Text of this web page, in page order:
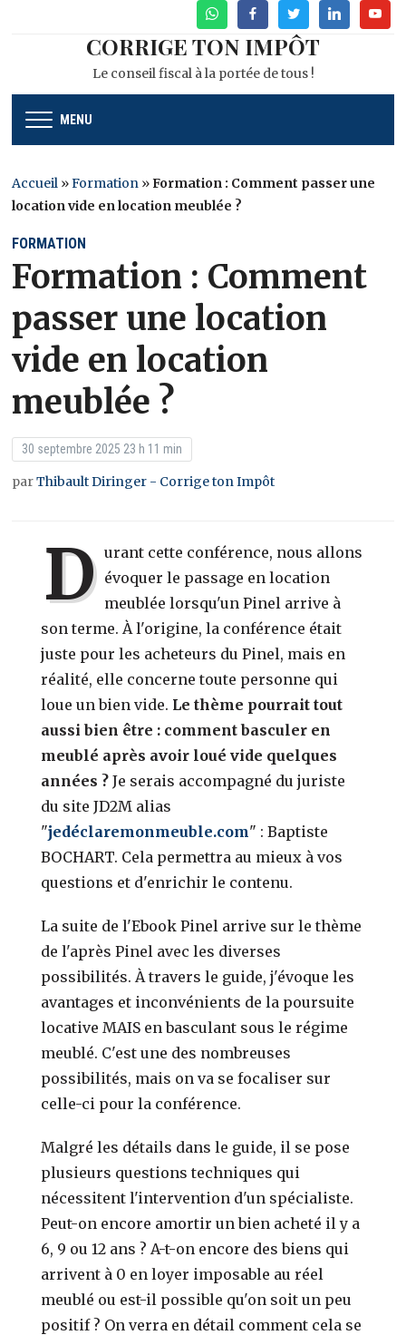
WhatsAppFacebookTwitterLinkedin
CORRIGE TON IMPÔT
Le conseil fiscal à la portée de tous !
MENU
Accueil »Formation »Formation : Comment passer une
location vide en location meublée ?
FORMATION
Formation : Comment
passer une location
vide en location
meublée ?
30 septembre 2025 23 h 11 min
parThibault Diringer - Corrige ton Impôt
D urant cette conférence, nous allons
évoquer le passage en location
meublée lorsqu'un Pinel arrive à
son terme. À l'origine, la conférence était
juste pour les acheteurs du Pinel, mais en
réalité, elle concerne toute personne qui
loue un bien vide. Le thème pourrait tout
aussi bien être : comment basculer en
meublé après avoir loué vide quelques
années ? Je serais accompagné du juriste
du site JD2M alias
"jedéclaremonmeuble.com" : Baptiste
BOCHART. Cela permettra au mieux à vos
questions et d'enrichir le contenu.
La suite de l'Ebook Pinel arrive sur le thème
de l'après Pinel avec les diverses
possibilités. À travers le guide, j'évoque les
avantages et inconvénients de la poursuite
locative MAIS en basculant sous le régime
meublé. C'est une des nombreuses
possibilités, mais on va se focaliser sur
celle-ci pour la conférence.
Malgré les détails dans le guide, il se pose
plusieurs questions techniques qui
nécessitent l'intervention d'un spécialiste.
Peut-on encore amortir un bien acheté il y a
6, 9 ou 12 ans ? A-t-on encore des biens qui
arrivent à 0 en loyer imposable au réel
meublé ou est-il possible qu'on soit un peu
positif ? On verra en détail comment cela se